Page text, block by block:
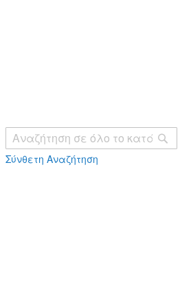
Σύνθετη Αναζήτηση
Το καλάθι σας